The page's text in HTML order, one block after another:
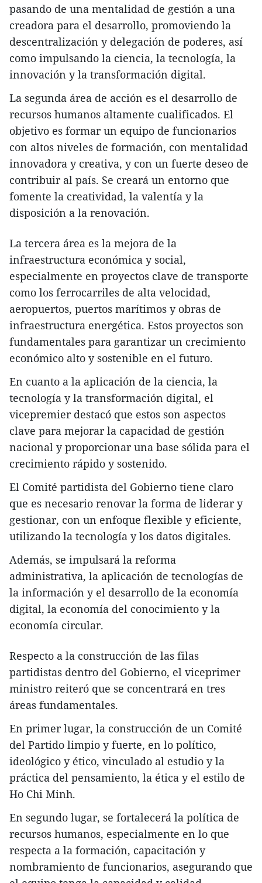
pasando de una mentalidad de gestión a una
creadora para el desarrollo, promoviendo la
descentralización y delegación de poderes, así
como impulsando la ciencia, la tecnología, la
innovación y la transformación digital.
La segunda área de acción es el desarrollo de
recursos humanos altamente cualificados. El
objetivo es formar un equipo de funcionarios
con altos niveles de formación, con mentalidad
innovadora y creativa, y con un fuerte deseo de
contribuir al país. Se creará un entorno que
fomente la creatividad, la valentía y la
disposición a la renovación.
La tercera área es la mejora de la
infraestructura económica y social,
especialmente en proyectos clave de transporte
como los ferrocarriles de alta velocidad,
aeropuertos, puertos marítimos y obras de
infraestructura energética. Estos proyectos son
fundamentales para garantizar un crecimiento
económico alto y sostenible en el futuro.
En cuanto a la aplicación de la ciencia, la
tecnología y la transformación digital, el
vicepremier destacó que estos son aspectos
clave para mejorar la capacidad de gestión
nacional y proporcionar una base sólida para el
crecimiento rápido y sostenido.
El Comité partidista del Gobierno tiene claro
que es necesario renovar la forma de liderar y
gestionar, con un enfoque flexible y eficiente,
utilizando la tecnología y los datos digitales.
Además, se impulsará la reforma
administrativa, la aplicación de tecnologías de
la información y el desarrollo de la economía
digital, la economía del conocimiento y la
economía circular.
Respecto a la construcción de las filas
partidistas dentro del Gobierno, el viceprimer
ministro reiteró que se concentrará en tres
áreas fundamentales.
En primer lugar, la construcción de un Comité
del Partido limpio y fuerte, en lo político,
ideológico y ético, vinculado al estudio y la
práctica del pensamiento, la ética y el estilo de
Ho Chi Minh.
En segundo lugar, se fortalecerá la política de
recursos humanos, especialmente en lo que
respecta a la formación, capacitación y
nombramiento de funcionarios, asegurando que